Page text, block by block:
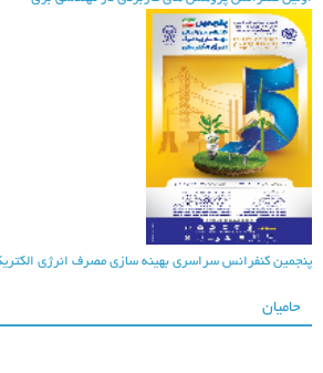
کنفرانس سراسری بهینه سازی مصرف انرژی الکتریکی
حامیان